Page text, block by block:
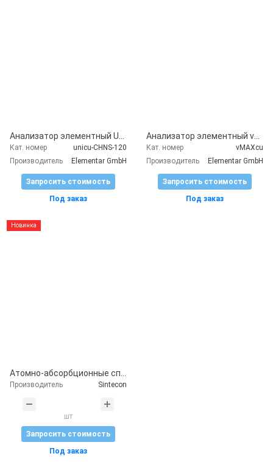
Кат. номер
unicu-CHNS-120
Производитель
Elementar GmbH
Запросить стоимость
Под заказ
Кат. номер
vMAXcu
Производитель
Elementar GmbH
Запросить стоимость
Под заказ
Новинка
Атомно-абсорбционные спектрометры SINTECON серии АА-8
Производитель Sintecon
шт
Запросить стоимость
Под заказ